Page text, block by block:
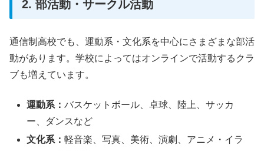
2. 部活動・サークル活動
通信制高校でも、運動系・文化系を中心にさまざまな部活
動があります。学校によってはオンラインで活動するクラ
ブも増えています。
運動系：バスケットボール、卓球、陸上、サッカ
ー、ダンスなど
文化系：軽音楽、写真、美術、演劇、アニメ・イラ